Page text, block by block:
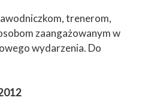
trenerom,
zaangażowanym w
wydarzenia. Do